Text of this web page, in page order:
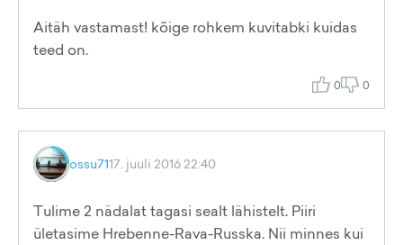
Aitäh vastamast! kõige rohkem kuvitabki kuidas
teed on.
0 0
ossu7117. juuli 2016 22:40
Tulime 2 nädalat tagasi sealt lähistelt. Piiri
ületasime Hrebenne-Rava-Russka. Nii minnes kui